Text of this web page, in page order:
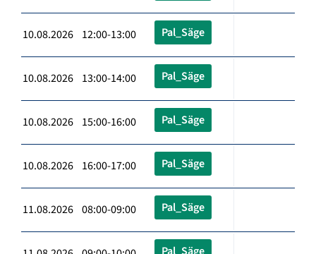
10.08.2026 12:00-13:00 Pal_Säge
10.08.2026 13:00-14:00 Pal_Säge
10.08.2026 15:00-16:00 Pal_Säge
10.08.2026 16:00-17:00 Pal_Säge
11.08.2026 08:00-09:00 Pal_Säge